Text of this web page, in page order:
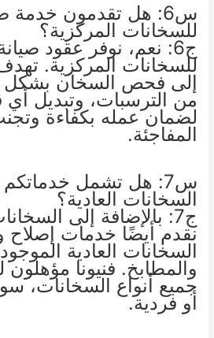
س6: هل تقدمون خدمة
للسخانات المركزية؟
ج6: نعم، نوفر عقود
للسخانات المركزية.
إلى فحص السخان بشكل
من الترسبات، وتبديل
لضمان عمله بكفاءة
المفاجئة.
س7: هل تشمل
السخانات العادية؟
ج7: بالإضافة إلى
نقدم أيضًا خدمات إصلاح
السخانات العادية
والمطابخ. فنيونا مؤهلون
جميع أنواع السخانات،
أو فردية.